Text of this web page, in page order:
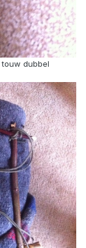
dubbel